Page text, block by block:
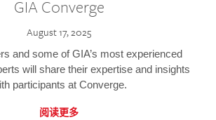
GIA Converge
August 17, 2025
and some of GIA’s most experienced
will share their expertise and insights
participants at Converge.
阅读更多